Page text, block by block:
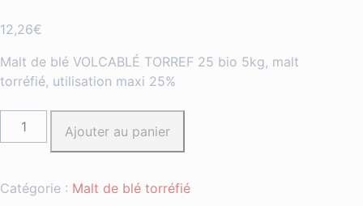
12,26€
Malt de blé VOLCABLÉ TORREF 25 bio 5kg, malt
torréfié, utilisation maxi 25%
quantité
de
VOLCABLÉ
Ajouter au panier
Catégorie : Malt de blé torréfié